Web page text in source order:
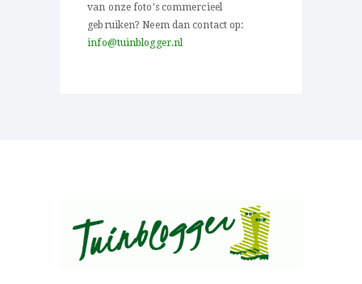
van onze foto's commercieel
gebruiken? Neem dan contact op:
info@tuinblogger.nl